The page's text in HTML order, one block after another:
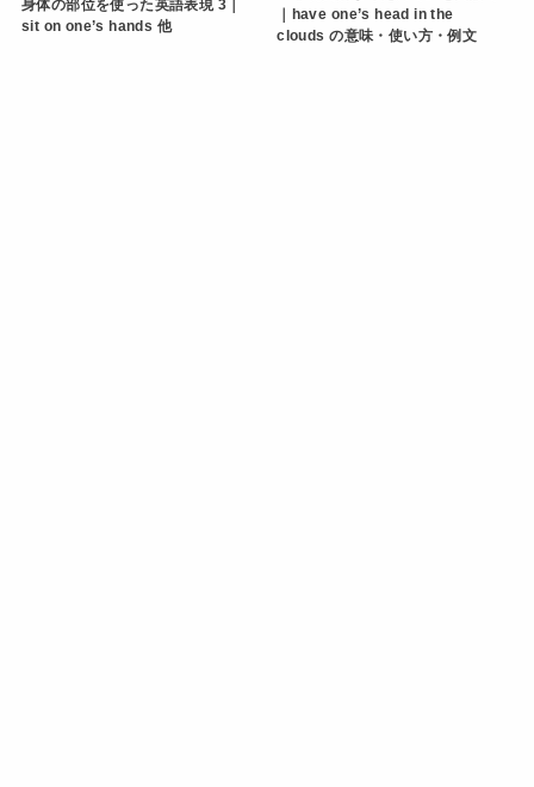
身体の部位を使った英語表現 3｜
sit on one’s hands 他
｜have one’s head in the
clouds の意味・使い方・例文